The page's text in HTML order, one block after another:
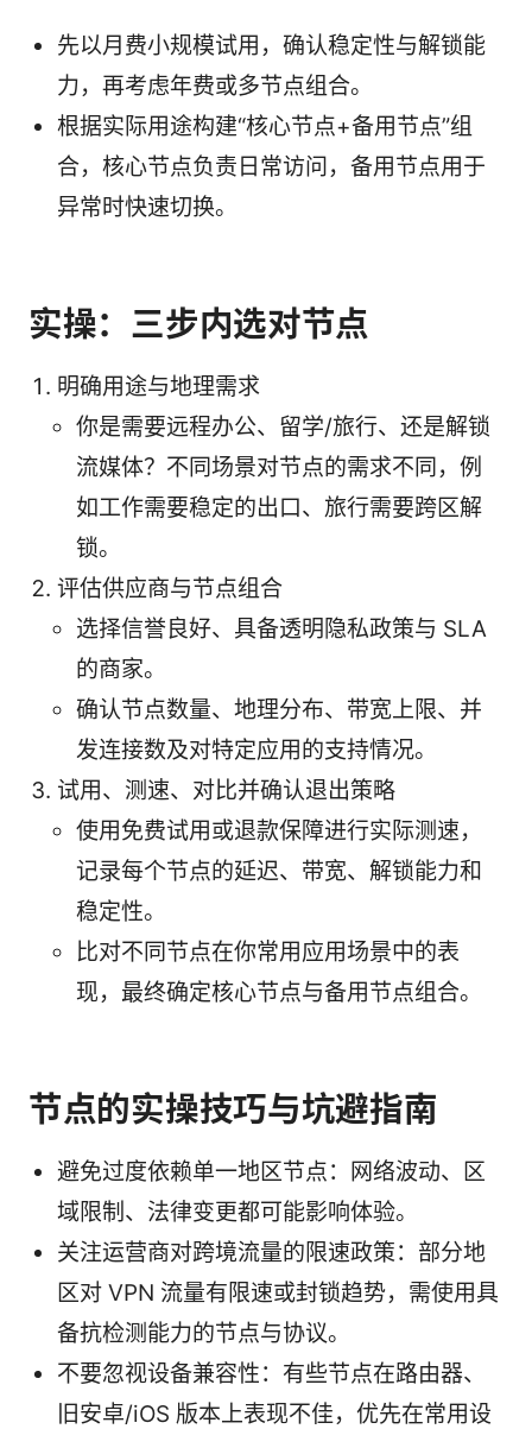
先以月费小规模试用，确认稳定性与解锁能
力，再考虑年费或多节点组合。
根据实际用途构建“核心节点+备用节点”组
合，核心节点负责日常访问，备用节点用于
异常时快速切换。
实操：三步内选对节点
明确用途与地理需求
你是需要远程办公、留学/旅行、还是解锁
流媒体？不同场景对节点的需求不同，例
如工作需要稳定的出口、旅行需要跨区解
锁。
评估供应商与节点组合
选择信誉良好、具备透明隐私政策与 SLA
的商家。
确认节点数量、地理分布、带宽上限、并
发连接数及对特定应用的支持情况。
试用、测速、对比并确认退出策略
使用免费试用或退款保障进行实际测速，
记录每个节点的延迟、带宽、解锁能力和
稳定性。
比对不同节点在你常用应用场景中的表
现，最终确定核心节点与备用节点组合。
节点的实操技巧与坑避指南
避免过度依赖单一地区节点：网络波动、区
域限制、法律变更都可能影响体验。
关注运营商对跨境流量的限速政策：部分地
区对 VPN 流量有限速或封锁趋势，需使用具
备抗检测能力的节点与协议。
不要忽视设备兼容性：有些节点在路由器、
旧安卓/iOS 版本上表现不佳，优先在常用设